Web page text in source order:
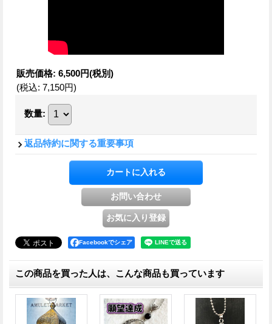
販売価格: 6,500円(税別)
(税込: 7,150円)
数量:
返品特約に関する重要事項
Facebookでシェア
この商品を買った人は、こんな商品も買っています